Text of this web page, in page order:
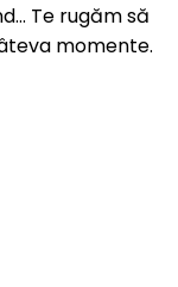
Te rugăm să
momente.